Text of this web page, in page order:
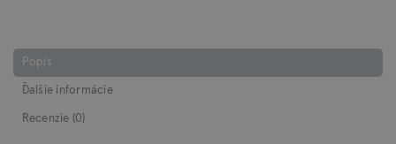
Popis
Ďalšie informácie
Recenzie (0)